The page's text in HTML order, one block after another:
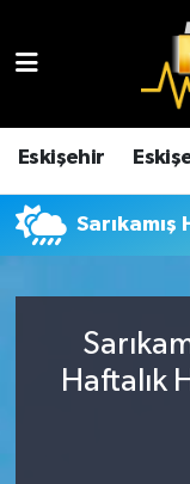
Eskişehir
Haftalık
Çevre
Dünya
Ekonomi
Eskişehir
Eskişehir
Eskişehir
TFF 3.Lig
Son Dakika
Haber Arşivi